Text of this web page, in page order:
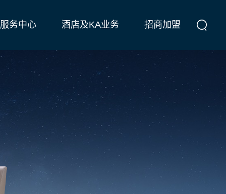
服务中心 酒店及KA业务 招商加盟